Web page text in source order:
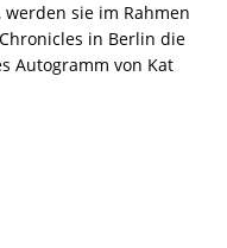
werden sie im Rahmen
in Berlin die
Autogramm von Kat